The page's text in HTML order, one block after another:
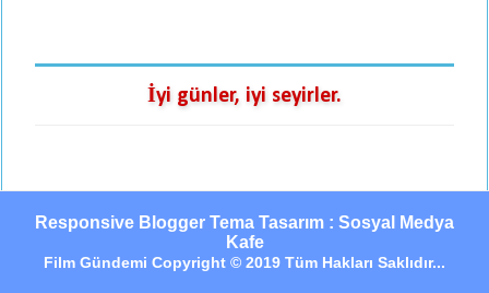
İyi günler, iyi seyirler.
Responsive Blogger Tema Tasarım : Sosyal Medya
Kafe
Film Gündemi Copyright © 2019 Tüm Hakları Saklıdır...